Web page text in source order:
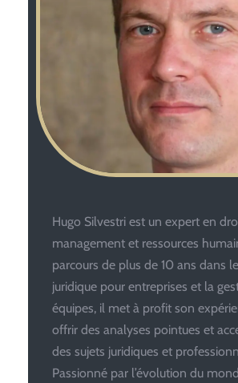
Hugo Silvestri est un expert en
management et ressources
parcours de plus de 10 ans dans
juridique pour entreprises et la
équipes, il met à profit son
offrir des analyses pointues et
des sujets juridiques et
Passionné par l’évolution du